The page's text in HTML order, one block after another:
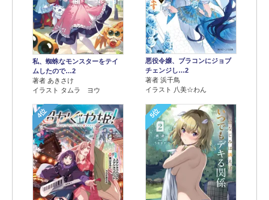
私、蜘蛛なモンスターをテイ
ムしたので…2
著者 あきさけ
イラスト タムラ ヨウ
悪役令嬢、ブラコンにジョブ
チェンジし…2
著者 浜千鳥
イラスト 八美☆わん
4位 5位